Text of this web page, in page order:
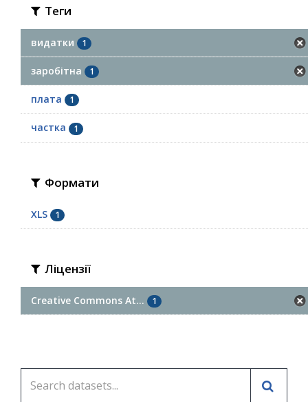
Теги
видатки 1
заробітна 1
плата 1
частка 1
Формати
XLS 1
Ліцензії
Creative Commons At... 1